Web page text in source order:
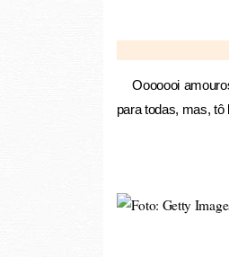
Ooooooi
para todas, mas,